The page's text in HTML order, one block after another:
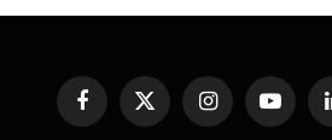
FacebookX
(Twitter)
InstagramYouTube